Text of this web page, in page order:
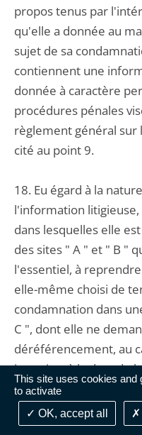
This site uses cookies and
to activate
OK, accept all
propos tenus par
qu'elle a donnée au
sujet de sa
contiennent une
donnée à caractère
procédures pénales
règlement général sur
cité au point 9.
18. Eu égard à la
l'information litigieuse,
dans lesquelles elle
des sites " A " et " B "
l'essentiel, à
elle-même choisi de
condamnation dans
C ", dont elle ne
déréférencement, au
interview à la date de
que l'intéressée a
jouant l'un des rôles
continue d'être